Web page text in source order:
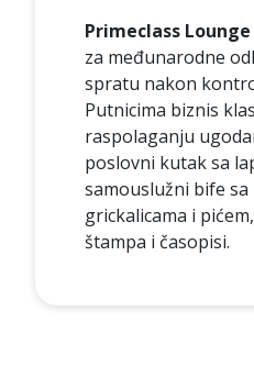
Primeclass Lounge
za međunarodne
spratu nakon
Putnicima biznis
raspolaganju
poslovni kutak sa
samouslužni bife
grickalicama i
štampa i časopisi.